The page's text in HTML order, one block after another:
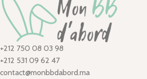
+212 750 08 03 98
+212 531 09 62 47
contact@monbbdabord.ma